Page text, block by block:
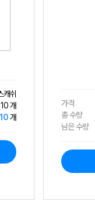
캐쉬
10 개
10개
가격
총 수량
남은 수량